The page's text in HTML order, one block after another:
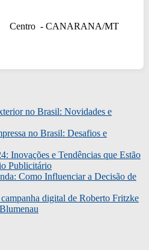
Centro - CANARANA/MT
no Brasil: Novidades e
no Brasil: Desafios e
Inovações e Tendências que Estão
Publicitário
Como Influenciar a Decisão de
digital de Roberto Fritzke